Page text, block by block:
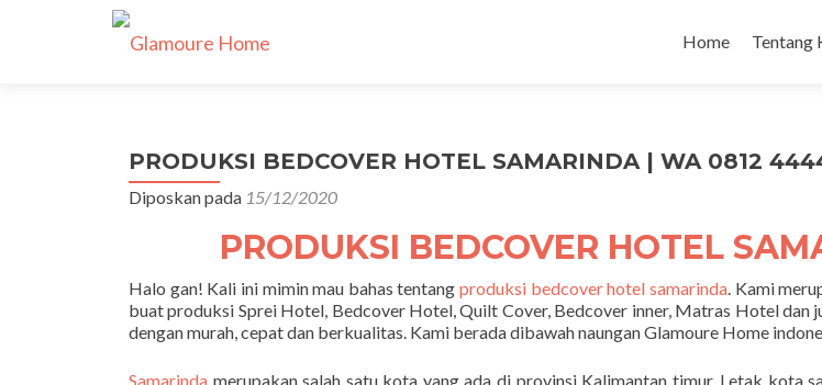
Home Tentang
PRODUKSI BEDCOVER HOTEL SAMARINDA | WA 0812
Diposkan pada 15/12/2020
PRODUKSI BEDCOVER HOTEL
Halo gan! Kali ini mimin mau bahas tentang produksi bedcover hotel samarinda. Kami
buat produksi Sprei Hotel, Bedcover Hotel, Quilt Cover, Bedcover inner, Matras Hotel dan
dengan murah, cepat dan berkualitas. Kami berada dibawah naungan Glamoure Home
Samarinda merupakan salah satu kota yang ada di provinsi Kalimantan timur. Letak kota